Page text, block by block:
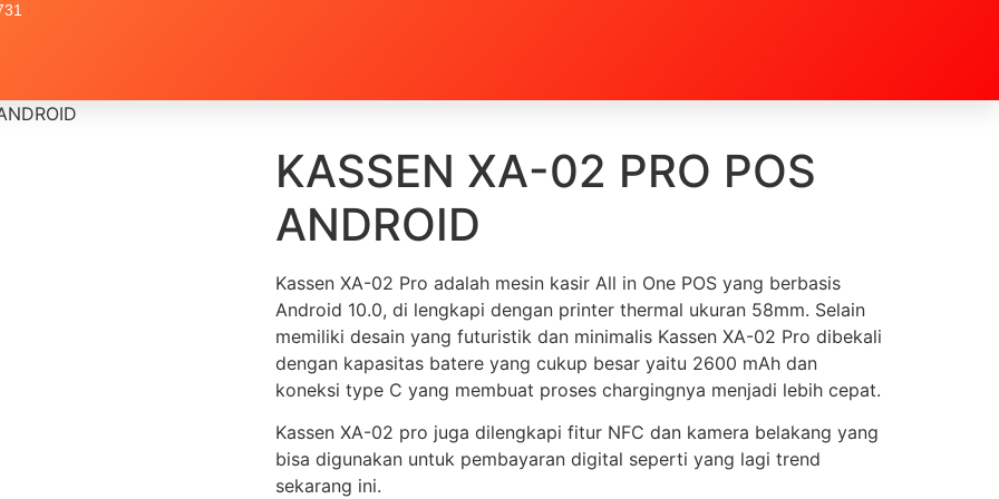
KASSEN XA-02 PRO POS
ANDROID
Kassen XA-02 Pro adalah mesin kasir All in One POS yang berbasis
Android 10.0, di lengkapi dengan printer thermal ukuran 58mm. Selain
memiliki desain yang futuristik dan minimalis Kassen XA-02 Pro dibekali
dengan kapasitas batere yang cukup besar yaitu 2600 mAh dan
koneksi type C yang membuat proses chargingnya menjadi lebih cepat.
Kassen XA-02 pro juga dilengkapi fitur NFC dan kamera belakang yang
bisa digunakan untuk pembayaran digital seperti yang lagi trend
sekarang ini.